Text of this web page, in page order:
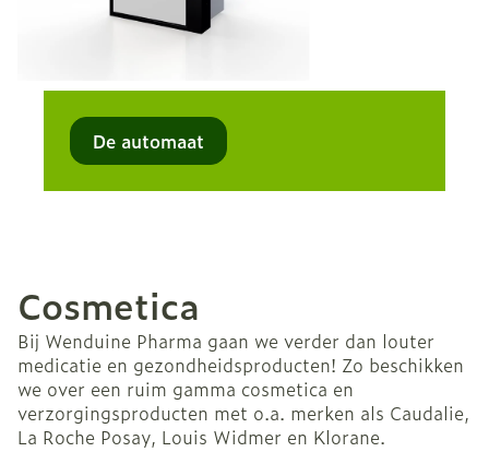
De automaat
Cosmetica
Bij Wenduine Pharma gaan we verder dan louter
medicatie en gezondheidsproducten! Zo beschikken
we over een ruim gamma cosmetica en
verzorgingsproducten met o.a. merken als Caudalie,
La Roche Posay, Louis Widmer en Klorane.